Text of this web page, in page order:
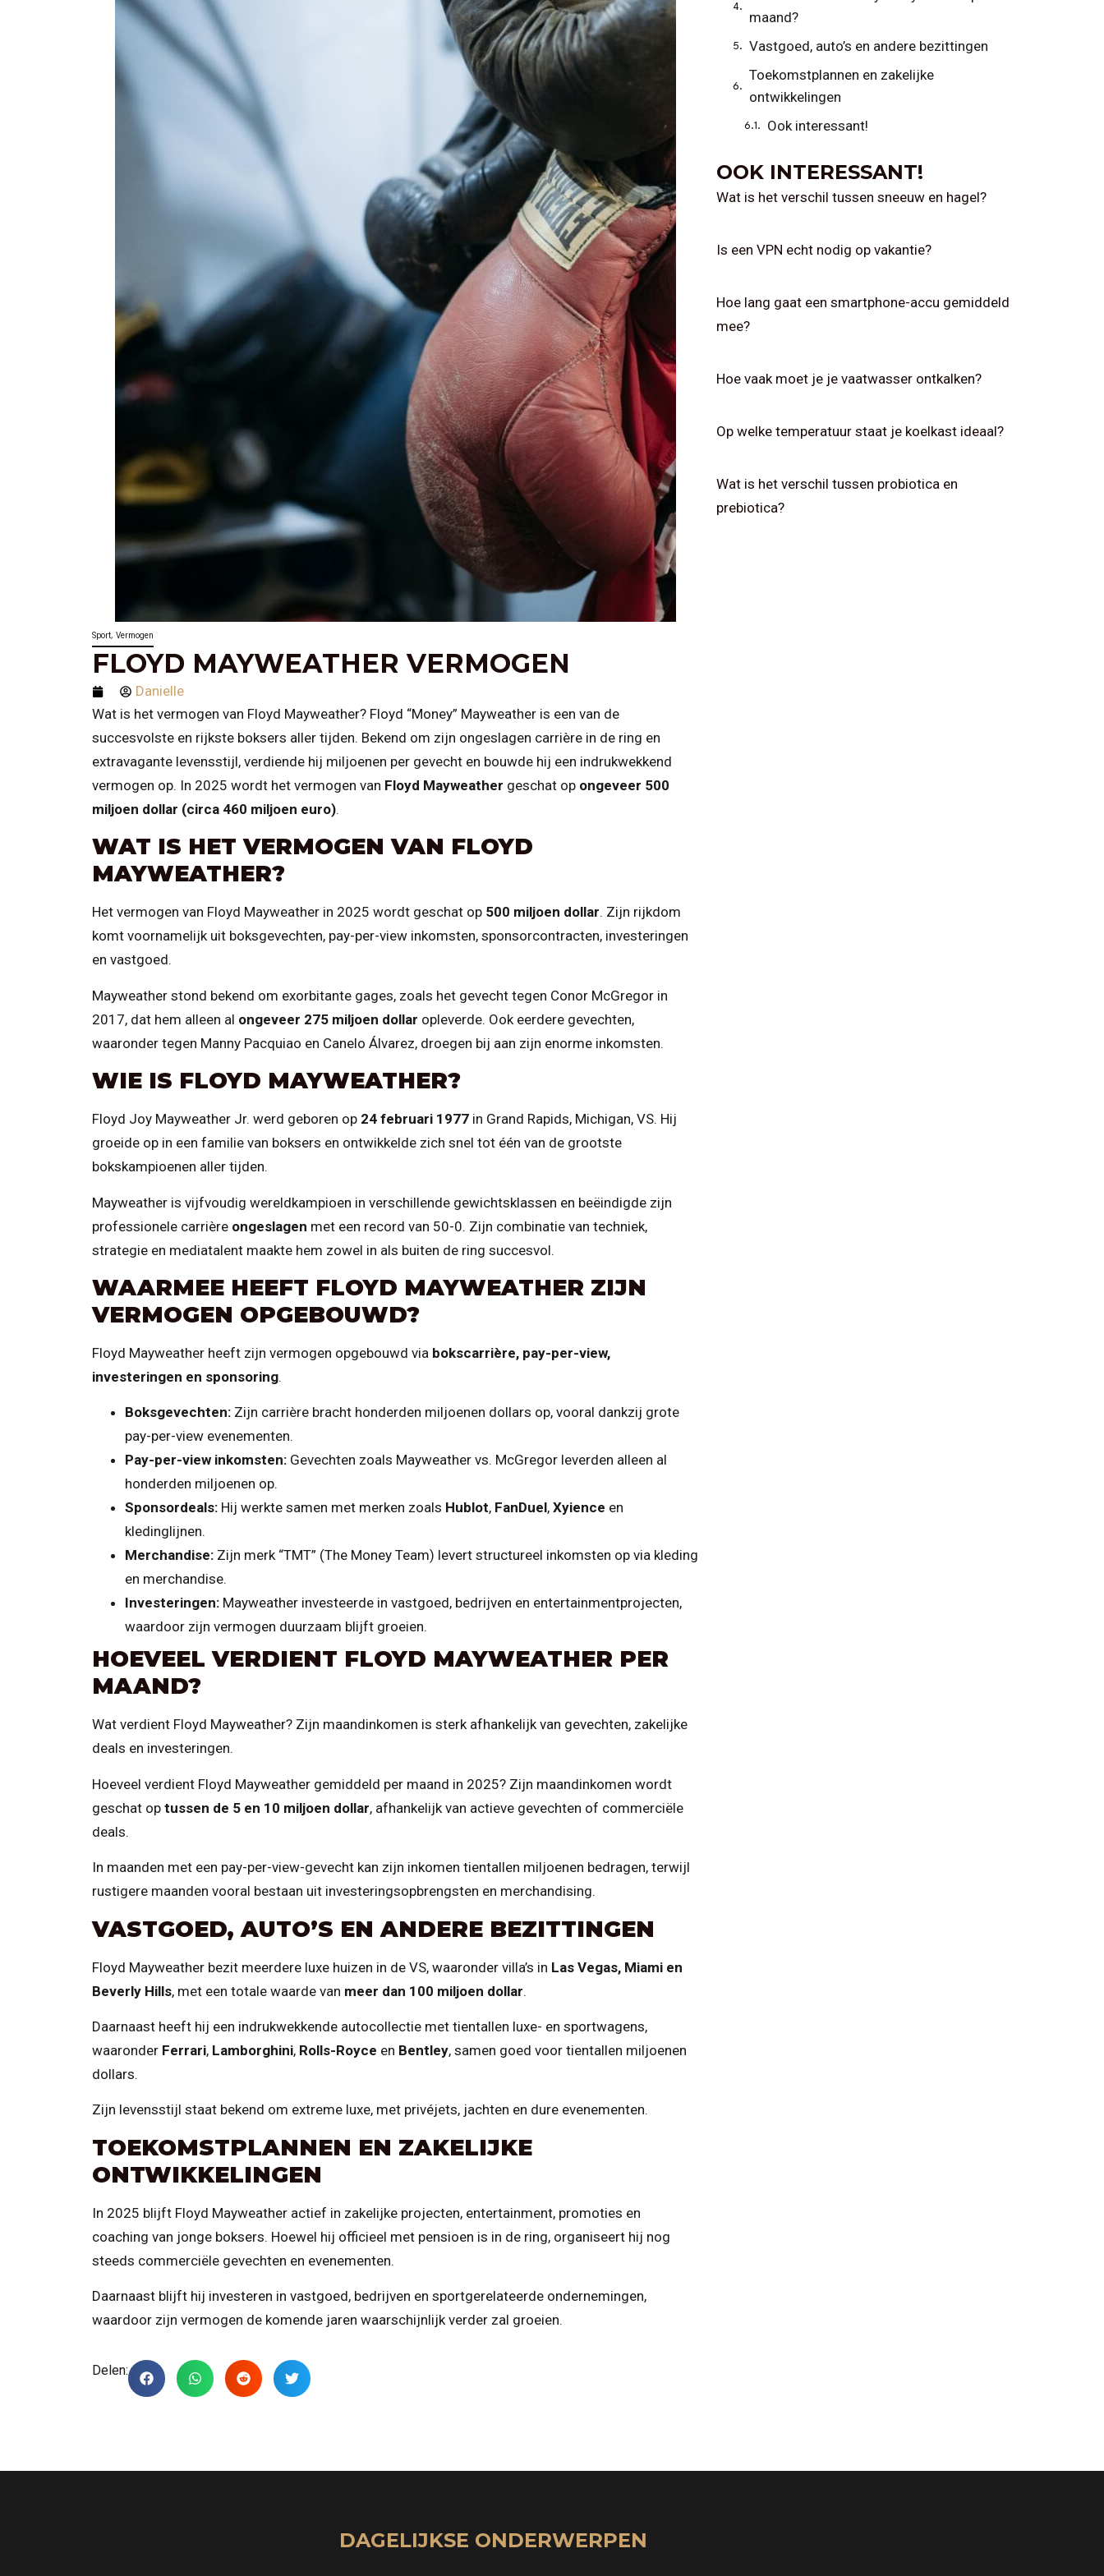
Sport, Vermogen
FLOYD MAYWEATHER VERMOGEN
Danielle
Wat is het vermogen van Floyd Mayweather? Floyd “Money” Mayweather is een van de
succesvolste en rijkste boksers aller tijden. Bekend om zijn ongeslagen carrière in de ring en
extravagante levensstijl, verdiende hij miljoenen per gevecht en bouwde hij een indrukwekkend
vermogen op. In 2025 wordt het vermogen van Floyd Mayweather geschat op ongeveer 500
miljoen dollar (circa 460 miljoen euro).
WAT IS HET VERMOGEN VAN FLOYD
MAYWEATHER?
Het vermogen van Floyd Mayweather in 2025 wordt geschat op 500 miljoen dollar. Zijn rijkdom
komt voornamelijk uit boksgevechten, pay-per-view inkomsten, sponsorcontracten, investeringen
en vastgoed.
Mayweather stond bekend om exorbitante gages, zoals het gevecht tegen Conor McGregor in
2017, dat hem alleen al ongeveer 275 miljoen dollar opleverde. Ook eerdere gevechten,
waaronder tegen Manny Pacquiao en Canelo Álvarez, droegen bij aan zijn enorme inkomsten.
WIE IS FLOYD MAYWEATHER?
Floyd Joy Mayweather Jr. werd geboren op 24 februari 1977 in Grand Rapids, Michigan, VS. Hij
groeide op in een familie van boksers en ontwikkelde zich snel tot één van de grootste
bokskampioenen aller tijden.
Mayweather is vijfvoudig wereldkampioen in verschillende gewichtsklassen en beëindigde zijn
professionele carrière ongeslagen met een record van 50-0. Zijn combinatie van techniek,
strategie en mediatalent maakte hem zowel in als buiten de ring succesvol.
WAARMEE HEEFT FLOYD MAYWEATHER ZIJN
VERMOGEN OPGEBOUWD?
Floyd Mayweather heeft zijn vermogen opgebouwd via bokscarrière, pay-per-view,
investeringen en sponsoring.
Boksgevechten: Zijn carrière bracht honderden miljoenen dollars op, vooral dankzij grote
pay-per-view evenementen.
Pay-per-view inkomsten: Gevechten zoals Mayweather vs. McGregor leverden alleen al
honderden miljoenen op.
Sponsordeals: Hij werkte samen met merken zoals Hublot, FanDuel, Xyience en
kledinglijnen.
Merchandise: Zijn merk “TMT” (The Money Team) levert structureel inkomsten op via kleding
en merchandise.
Investeringen: Mayweather investeerde in vastgoed, bedrijven en entertainmentprojecten,
waardoor zijn vermogen duurzaam blijft groeien.
HOEVEEL VERDIENT FLOYD MAYWEATHER PER
MAAND?
Wat verdient Floyd Mayweather? Zijn maandinkomen is sterk afhankelijk van gevechten, zakelijke
deals en investeringen.
Hoeveel verdient Floyd Mayweather gemiddeld per maand in 2025? Zijn maandinkomen wordt
geschat op tussen de 5 en 10 miljoen dollar, afhankelijk van actieve gevechten of commerciële
deals.
In maanden met een pay-per-view-gevecht kan zijn inkomen tientallen miljoenen bedragen, terwijl
rustigere maanden vooral bestaan uit investeringsopbrengsten en merchandising.
VASTGOED, AUTO’S EN ANDERE BEZITTINGEN
Floyd Mayweather bezit meerdere luxe huizen in de VS, waaronder villa’s in Las Vegas, Miami en
Beverly Hills, met een totale waarde van meer dan 100 miljoen dollar.
Daarnaast heeft hij een indrukwekkende autocollectie met tientallen luxe- en sportwagens,
waaronder Ferrari, Lamborghini, Rolls-Royce en Bentley, samen goed voor tientallen miljoenen
dollars.
Zijn levensstijl staat bekend om extreme luxe, met privéjets, jachten en dure evenementen.
TOEKOMSTPLANNEN EN ZAKELIJKE
ONTWIKKELINGEN
In 2025 blijft Floyd Mayweather actief in zakelijke projecten, entertainment, promoties en
coaching van jonge boksers. Hoewel hij officieel met pensioen is in de ring, organiseert hij nog
steeds commerciële gevechten en evenementen.
Daarnaast blijft hij investeren in vastgoed, bedrijven en sportgerelateerde ondernemingen,
waardoor zijn vermogen de komende jaren waarschijnlijk verder zal groeien.
Delen:
maand?
Vastgoed, auto’s en andere bezittingen
Toekomstplannen en zakelijke
ontwikkelingen
Ook interessant!
OOK INTERESSANT!
Wat is het verschil tussen sneeuw en hagel?
Is een VPN echt nodig op vakantie?
Hoe lang gaat een smartphone-accu gemiddeld
mee?
Hoe vaak moet je je vaatwasser ontkalken?
Op welke temperatuur staat je koelkast ideaal?
Wat is het verschil tussen probiotica en
prebiotica?
DAGELIJKSE ONDERWERPEN